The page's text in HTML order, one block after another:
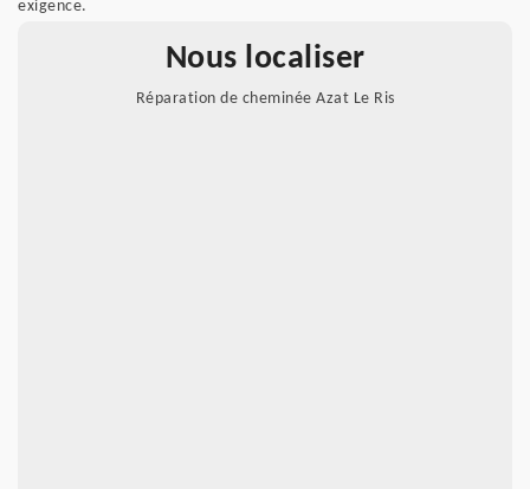
exigence.
Nous localiser
Réparation de cheminée Azat Le Ris